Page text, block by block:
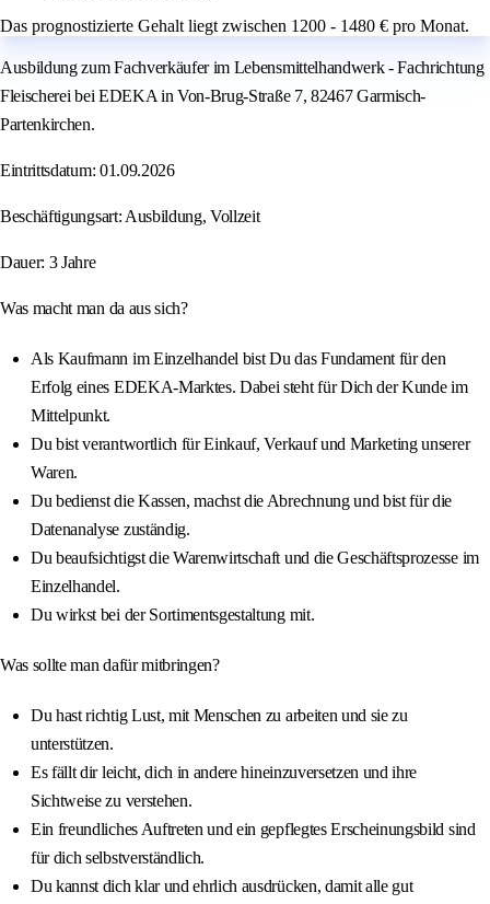
Das prognostizierte Gehalt liegt zwischen 1200 - 1480 € pro Monat.
Ausbildung zum Fachverkäufer im Lebensmittelhandwerk - Fachrichtung
Fleischerei bei EDEKA in Von-Brug-Straße 7, 82467 Garmisch-
Partenkirchen.
Eintrittsdatum: 01.09.2026
Beschäftigungsart: Ausbildung, Vollzeit
Dauer: 3 Jahre
Was macht man da aus sich?
Als Kaufmann im Einzelhandel bist Du das Fundament für den
Erfolg eines EDEKA-Marktes. Dabei steht für Dich der Kunde im
Mittelpunkt.
Du bist verantwortlich für Einkauf, Verkauf und Marketing unserer
Waren.
Du bedienst die Kassen, machst die Abrechnung und bist für die
Datenanalyse zuständig.
Du beaufsichtigst die Warenwirtschaft und die Geschäftsprozesse im
Einzelhandel.
Du wirkst bei der Sortimentsgestaltung mit.
Was sollte man dafür mitbringen?
Du hast richtig Lust, mit Menschen zu arbeiten und sie zu
unterstützen.
Es fällt dir leicht, dich in andere hineinzuversetzen und ihre
Sichtweise zu verstehen.
Ein freundliches Auftreten und ein gepflegtes Erscheinungsbild sind
für dich selbstverständlich.
Du kannst dich klar und ehrlich ausdrücken, damit alle gut